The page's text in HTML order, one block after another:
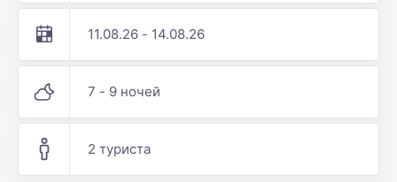
11.08.26 - 14.08.26
7 - 9 ночей
2 туриста